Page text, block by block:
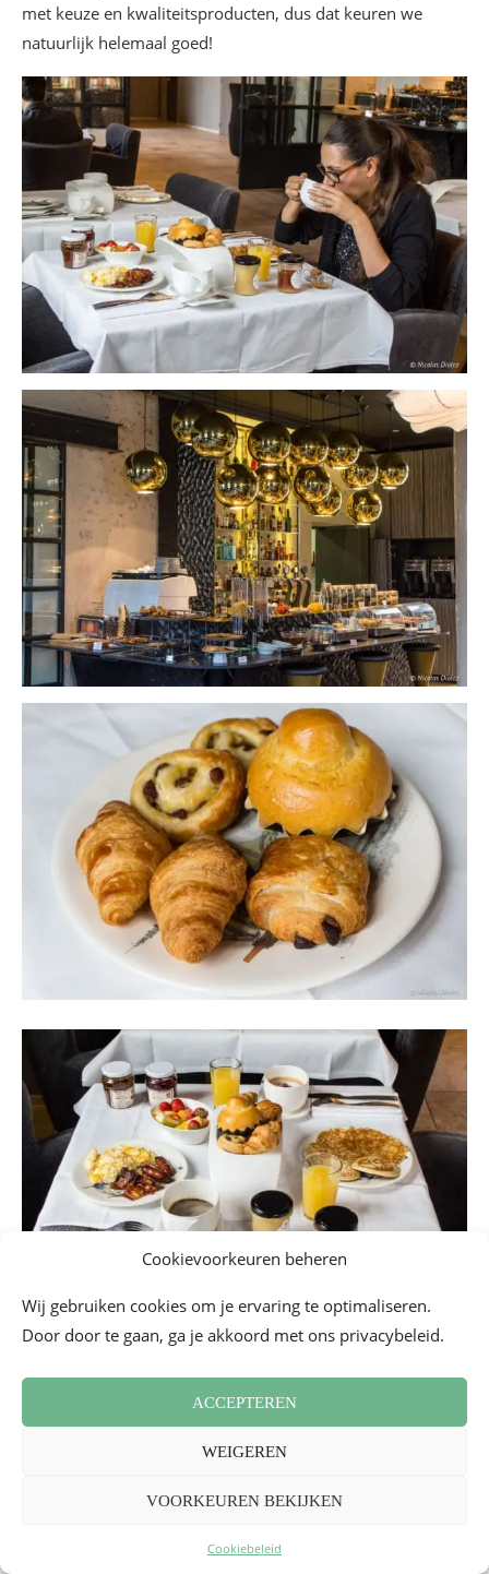
Cookievoorkeuren beheren
Wij gebruiken cookies om je ervaring te optimaliseren.
Door door te gaan, ga je akkoord met ons privacybeleid.
ACCEPTEREN
WEIGEREN
VOORKEUREN BEKIJKEN
Cookiebeleid
met keuze en kwaliteitsproducten, dus dat keuren we
natuurlijk helemaal goed!
De instelling heeft in de kelder een prachtige
m2 met sauna, hammam en bubbelbad; kortom, alles wat
je nodig hebt om een aangenaam moment door te brengen
je kunt de spa ’s avonds voor 1,5 uur